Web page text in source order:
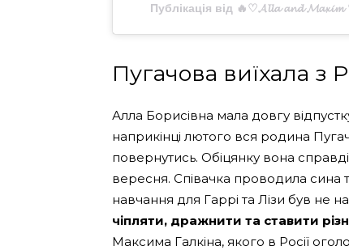
Публікація від 🔥♡𝓐𝓵𝓵𝓪 𝓪𝓷𝓭
Пугачова виїхала з
Алла Борисівна мала довгу
наприкінці лютого вся родина
повернутись. Обіцянку вона
вересня. Співачка проводила сина
навчання для Гаррі та Лізи був не
чіпляти, дражнити та ставити
Максима Галкіна, якого в Росії